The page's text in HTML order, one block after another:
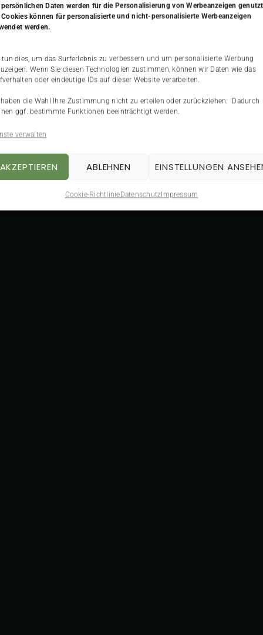
persönlichen Daten werden für die Personalisierung von Werbeanzeigen
Cookies können für personalisierte und nicht-personalisierte Werbeanzeigen
werden.
tun dies, um das Surferlebnis zu verbessern und um personalisierte Werbung
Wenn Sie diesen Technologien zustimmen, können wir Daten wie das
oder eindeutige IDs auf dieser Website verarbeiten.
haben die Wahl Ihre Zustimmung nicht zu erteilen oder zurückziehen. Dadurch
ggf. bestimmte Funktionen beeinträchtigt werden.
verwalten
AKZEPTIEREN ABLEHNEN EINSTELLUNGEN
Cookie-RichtlinieDatenschutzImpressum